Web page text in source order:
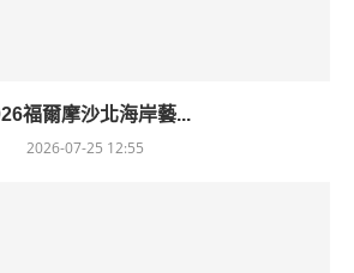
福爾摩沙北海岸藝...
2026-07-25 12:55